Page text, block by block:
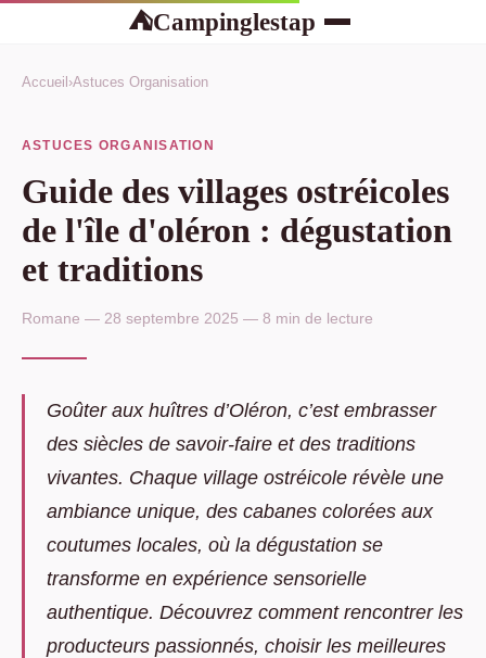
⛺Campinglestap
Accueil ›Astuces Organisation
ASTUCES ORGANISATION
Guide des villages ostréicoles
de l'île d'oléron : dégustation
et traditions
Romane — 28 septembre 2025 — 8 min de lecture
Goûter aux huîtres d’Oléron, c’est embrasser
des siècles de savoir-faire et des traditions
vivantes. Chaque village ostréicole révèle une
ambiance unique, des cabanes colorées aux
coutumes locales, où la dégustation se
transforme en expérience sensorielle
authentique. Découvrez comment rencontrer les
producteurs passionnés, choisir les meilleures